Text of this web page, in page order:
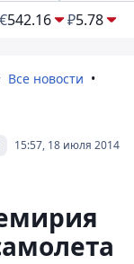
€542.16 ₽5.78
Все новости
15:57, 18 июля 2014